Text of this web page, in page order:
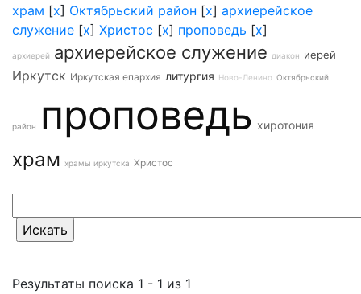
храм [x] Октябрьский район [x] архиерейское
служение [x] Христос [x] проповедь [x]
архиерей архиерейское служение диакон иерей
Иркутск Иркутская епархия литургия Ново-Ленино Октябрьский
район проповедь хиротония
храм храмы иркутска Христос
Результаты поиска 1 - 1 из 1